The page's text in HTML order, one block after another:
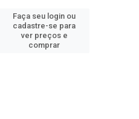
Faça seu login ou
cadastre-se para
ver preços e
comprar